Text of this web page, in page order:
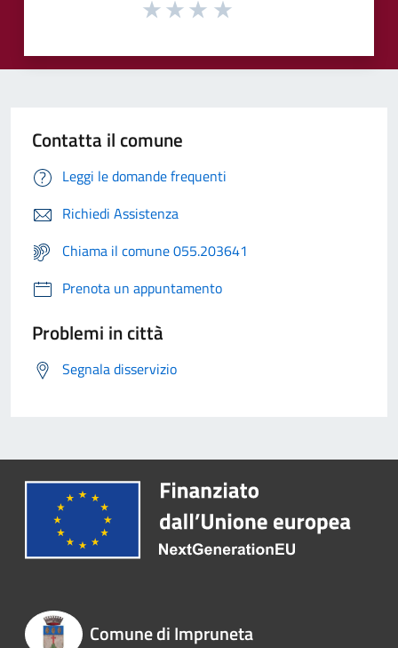
Contatta il comune
Leggi le domande frequenti
Richiedi Assistenza
Chiama il comune 055.203641
Prenota un appuntamento
Problemi in città
Segnala disservizio
Comune di Impruneta